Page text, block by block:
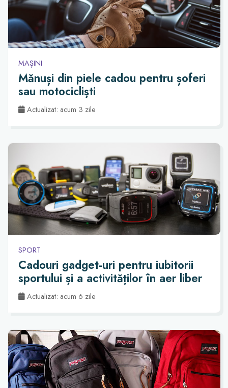
MAȘINI
Mănuși din piele cadou pentru șoferi
sau motocicliști
Actualizat: acum 3 zile
SPORT
Cadouri gadget-uri pentru iubitorii
sportului și a activităților în aer liber
Actualizat: acum 6 zile